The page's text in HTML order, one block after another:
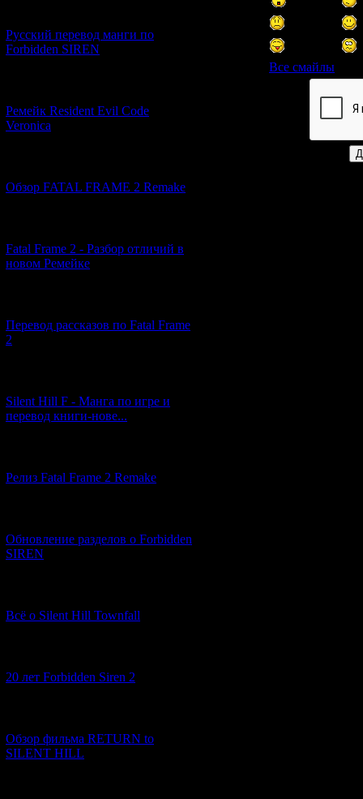
Русский перевод манги по
Forbidden SIREN
Ремейк Resident Evil Code
Veronica
Обзор FATAL FRAME 2 Remake
Fatal Frame 2 - Разбор отличий в
новом Ремейке
Перевод рассказов по Fatal Frame
2
Silent Hill F - Манга по игре и
перевод книги-нове...
Релиз Fatal Frame 2 Remake
Обновление разделов о Forbidden
SIREN
Всё о Silent Hill Townfall
20 лет Forbidden Siren 2
Обзор фильма RETURN to
SILENT HILL
Все смайлы